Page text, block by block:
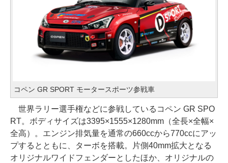
コペン GR SPORT モータースポーツ参戦車
世界ラリー選手権などに参戦しているコペン GR SPO
RT。ボディサイズは3395×1555×1280mm（全長×全幅×
全高）。エンジン排気量を通常の660ccから770ccにアッ
プするとともに、ターボを搭載。片側40mm拡大となる
オリジナルワイドフェンダーとしたほか、オリジナルの